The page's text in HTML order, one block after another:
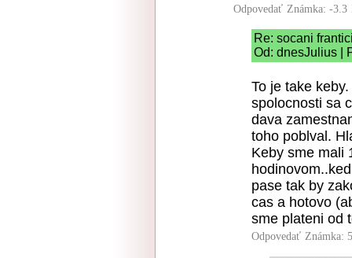
Odpovedať Známka: -3.3
Re: socani
Od: dnesJulius |
To je take
spolocnosti sa
dava
toho poblval.
Keby sme mali
pase tak by
cas a hotovo
sme plateni od
Odpovedať Známka: